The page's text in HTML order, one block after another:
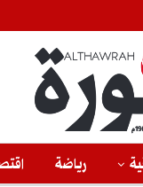
رياضة